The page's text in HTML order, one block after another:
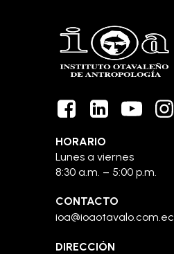
HORARIO
Lunes a viernes
8:30 a.m. – 5:00 p.m.
CONTACTO
ioa@ioaotavalo.com.ec
DIRECCIÓN